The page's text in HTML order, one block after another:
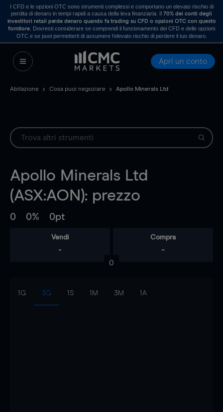
I CFD e le opzioni OTC sono strumenti complessi e comportano un elevato rischio di
perdita di denaro in tempi rapidi a causa della leva finanziaria. Il70% dei conti degli
investitori retail perde denaro quando fa trading su CFD o opzioni OTC con questo
fornitore . Dovresti considerare se comprendi il funzionamento dei CFD e delle opzioni
OTC e se puoi permetterti di assumere l’elevato rischio di perdere il tuo denaro.
Apri un conto
Abitazione Cosa puoi negoziare Apollo Minerals Ltd
Apollo Minerals Ltd
(ASX:AON): prezzo
0 0% 0pt
Vendi
-
Compra
-
0
1G 3G 1S 1M 3M 1A